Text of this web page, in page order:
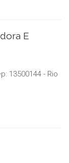
E
13500144 - Rio